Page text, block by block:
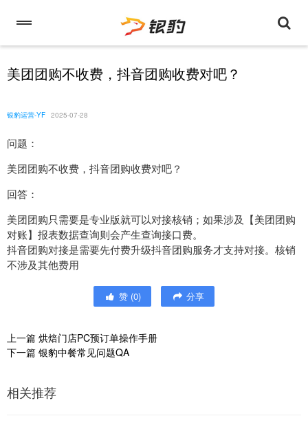
美团团购不收费，抖音团购收费对吧？
银豹运营-YF 2025-07-28
问题：
美团团购不收费，抖音团购收费对吧？
回答：
美团团购只需要是专业版就可以对接核销；如果涉及【美团团购
对账】报表数据查询则会产生查询接口费。
抖音团购对接是需要先付费升级抖音团购服务才支持对接。核销
不涉及其他费用
赞 (0) 分享
上一篇 烘焙门店PC预订单操作手册
下一篇 银豹中餐常见问题QA
相关推荐